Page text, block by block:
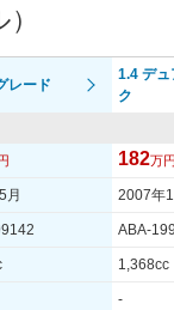
レード
1.4 デュ
ク
182万
月 2007年
ABA-
1,368cc
-